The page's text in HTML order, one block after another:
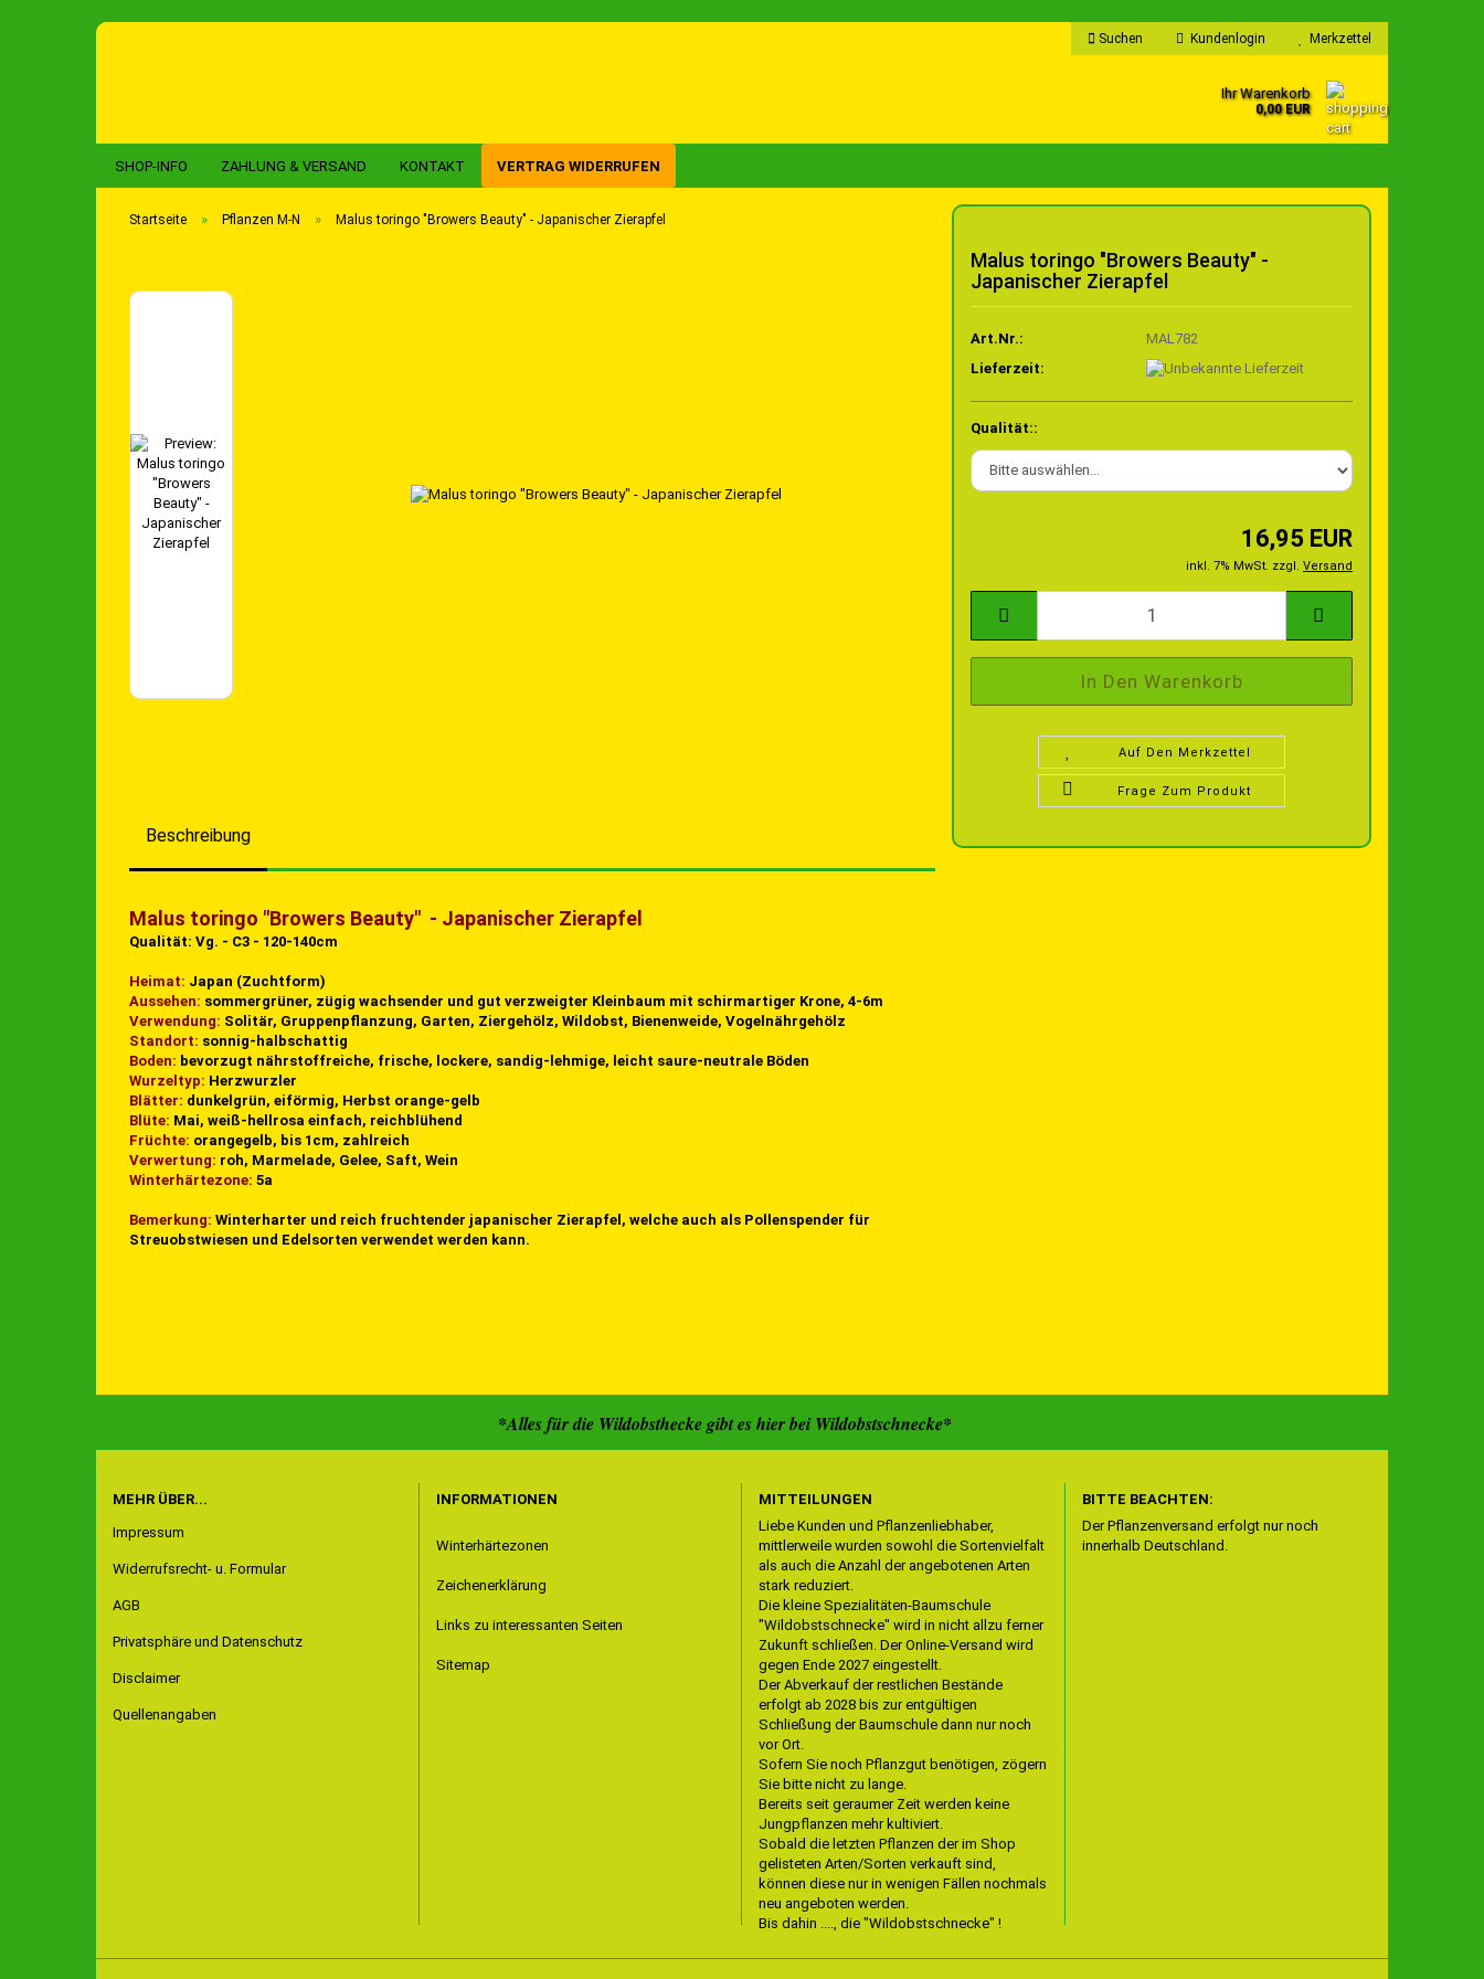
Suchen Kundenlogin Merkzettel
Ihr Warenkorb
0,00 EUR
SHOP-INFO ZAHLUNG & VERSAND KONTAKT VERTRAG WIDERRUFEN
Startseite » Pflanzen M-N » Malus toringo "Browers Beauty" - Japanischer Zierapfel
Malus toringo "Browers Beauty" -
Japanischer Zierapfel
Art.Nr.:
MAL782
Lieferzeit:
Qualität::
16,95 EUR
inkl. 7% MwSt. zzgl. Versand
Auf Den Merkzettel
Frage Zum Produkt
Beschreibung
Malus toringo "Browers Beauty" - Japanischer Zierapfel
Qualität: Vg. - C3 - 120-140cm
Heimat: Japan (Zuchtform)
Aussehen: sommergrüner, zügig wachsender und gut verzweigter Kleinbaum mit schirmartiger Krone, 4-6m
Verwendung: Solitär, Gruppenpflanzung, Garten, Ziergehölz, Wildobst, Bienenweide, Vogelnährgehölz
Standort: sonnig-halbschattig
Boden: bevorzugt nährstoffreiche, frische, lockere, sandig-lehmige, leicht saure-neutrale Böden
Wurzeltyp: Herzwurzler
Blätter: dunkelgrün, eiförmig, Herbst orange-gelb
Blüte: Mai, weiß-hellrosa einfach, reichblühend
Früchte: orangegelb, bis 1cm, zahlreich
Verwertung: roh, Marmelade, Gelee, Saft, Wein
Winterhärtezone: 5a
Bemerkung: Winterharter und reich fruchtender japanischer Zierapfel, welche auch als Pollenspender für
Streuobstwiesen und Edelsorten verwendet werden kann.
*Alles für die Wildobsthecke gibt es hier bei Wildobstschnecke*
MEHR ÜBER...
Impressum
Widerrufsrecht- u. Formular
AGB
Privatsphäre und Datenschutz
Disclaimer
Quellenangaben
INFORMATIONEN
Winterhärtezonen
Zeichenerklärung
Links zu interessanten Seiten
Sitemap
MITTEILUNGEN
Liebe Kunden und Pflanzenliebhaber,
mittlerweile wurden sowohl die Sortenvielfalt
als auch die Anzahl der angebotenen Arten
stark reduziert.
Die kleine Spezialitäten-Baumschule
"Wildobstschnecke" wird in nicht allzu ferner
Zukunft schließen. Der Online-Versand wird
gegen Ende 2027 eingestellt.
Der Abverkauf der restlichen Bestände
erfolgt ab 2028 bis zur entgültigen
Schließung der Baumschule dann nur noch
vor Ort.
Sofern Sie noch Pflanzgut benötigen, zögern
Sie bitte nicht zu lange.
Bereits seit geraumer Zeit werden keine
Jungpflanzen mehr kultiviert.
Sobald die letzten Pflanzen der im Shop
gelisteten Arten/Sorten verkauft sind,
können diese nur in wenigen Fällen nochmals
neu angeboten werden.
Bis dahin ...., die "Wildobstschnecke" !
BITTE BEACHTEN:
Der Pflanzenversand erfolgt nur noch
innerhalb Deutschland.